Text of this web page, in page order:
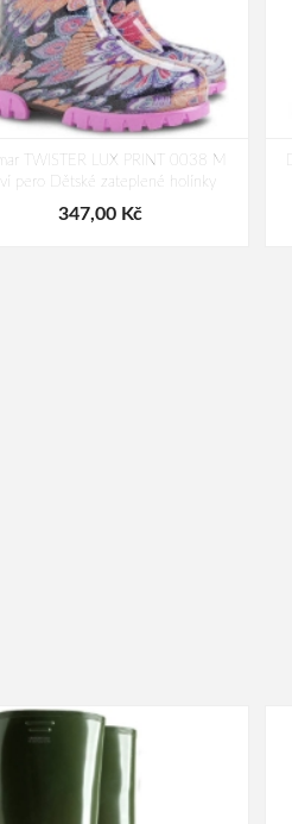
TWISTER LUX PRINT 0038 M
pero Dětské zateplené holínky
347,00 Kč